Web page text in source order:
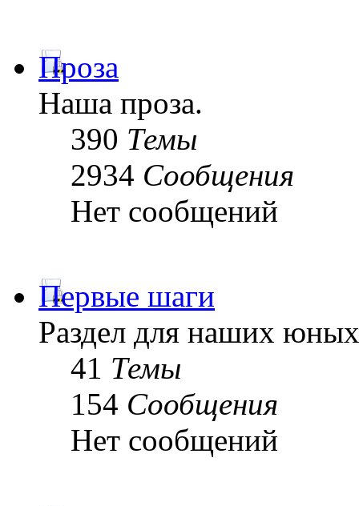
Проза
Наша проза.
390 Темы
2934 Сообщения
Нет сообщений
Первые шаги
Раздел для наших
41 Темы
154 Сообщения
Нет сообщений